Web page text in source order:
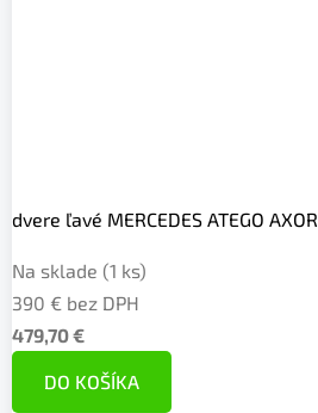
dvere ľavé MERCEDES ATEGO AXOR
Na sklade (1 ks)
390 € bez DPH
479,70 €
DO KOŠÍKA